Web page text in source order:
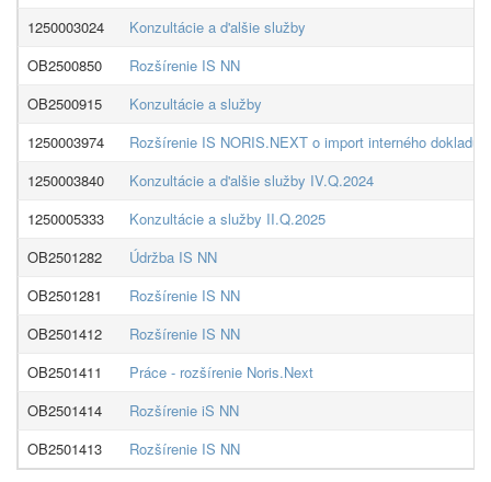
1250003024
Konzultácie a d'alšie služby
OB2500850
Rozšírenie IS NN
OB2500915
Konzultácie a služby
1250003974
Rozšírenie IS NORIS.NEXT o import interného dokladu
1250003840
Konzultácie a d'alšie služby IV.Q.2024
1250005333
Konzultácie a služby II.Q.2025
OB2501282
Údržba IS NN
OB2501281
Rozšírenie IS NN
OB2501412
Rozšírenie IS NN
OB2501411
Práce - rozšírenie Noris.Next
OB2501414
Rozšírenie iS NN
OB2501413
Rozšírenie IS NN